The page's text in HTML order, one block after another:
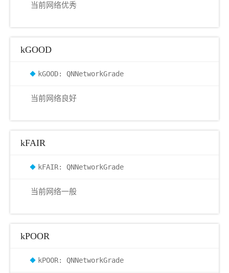
当前网络优秀
kGOOD
kGOOD: QNNetworkGrade
当前网络良好
kFAIR
kFAIR: QNNetworkGrade
当前网络一般
kPOOR
kPOOR: QNNetworkGrade